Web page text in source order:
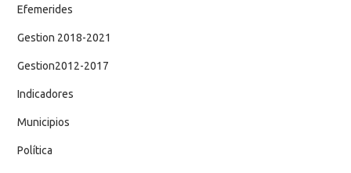
Efemerides
Gestion 2018-2021
Gestion2012-2017
Indicadores
Municipios
Política